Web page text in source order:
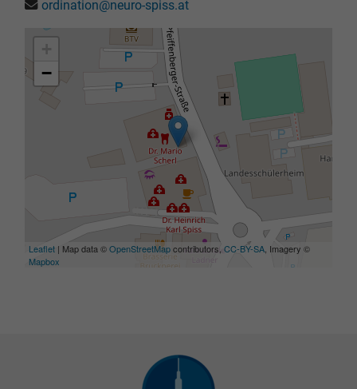
ordination@neuro-spiss.at
−
Leaflet | Map data ©OpenStreetMapcontributors,CC-BY-SA , Imagery ©
Mapbox